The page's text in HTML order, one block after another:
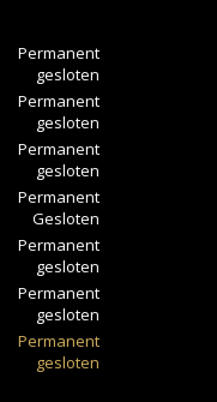
Permanent
gesloten
Permanent
gesloten
Permanent
gesloten
Permanent
Gesloten
Permanent
gesloten
Permanent
gesloten
Permanent
gesloten